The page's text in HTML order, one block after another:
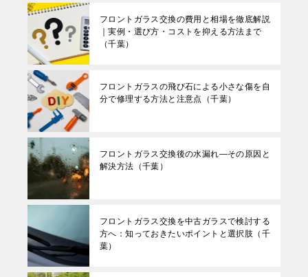
フロントガラス交換の費用と相場を徹底解説
｜実例・選び方・コストを抑える方法まで
（千葉）
フロントガラスの飛び石による小さな傷を自
分で修理する方法と注意点（千葉）
フロントガラス交換後の水漏れ—その原因と
解決方法（千葉）
フロントガラス交換を中古ガラスで検討する
方へ：知っておきたいポイントと選択肢（千
葉）